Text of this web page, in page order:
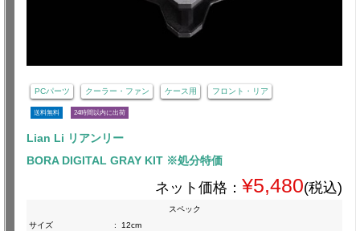
PCパーツ クーラー・ファン ケース用 フロント・リア
送料無料 24時間以内に出荷
Lian Li リアンリー
BORA DIGITAL GRAY KIT ※処分特価
ネット価格： ¥5,480(税込)
スペック
サイズ
:
12cm